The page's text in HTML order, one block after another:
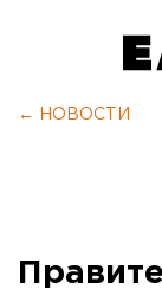
← НОВОСТИ